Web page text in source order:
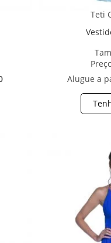
Teti
Alugue a